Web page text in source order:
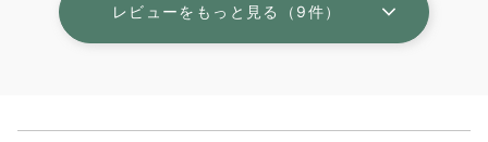
レビューをもっと見る（9件）